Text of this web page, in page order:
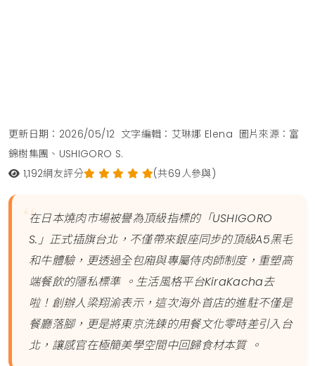
更新日期：2026/05/12 文字編輯：艾琳娜 Elena 圖片來源：富
錦樹集團、USHIGORO S.
1,192網友評分 (共69人參與)
在日本燒肉市場被譽為頂級指標的「USHIGORO
S.」正式插旗台北，不僅帶來銀座同步的頂級A5黑毛
和牛體驗，更透過全包廂與專屬侍肉師制度，重塑高
端餐飲的隱私標準 。生活風格平台KiraKacha去
啦！創辦人梁翔渝表示，這次海外首店的進駐不僅是
餐廳落腳，更是將東京洗鍊的用餐文化零時差引入台
北，讓感官在極簡美學空間中回歸食材本質 。